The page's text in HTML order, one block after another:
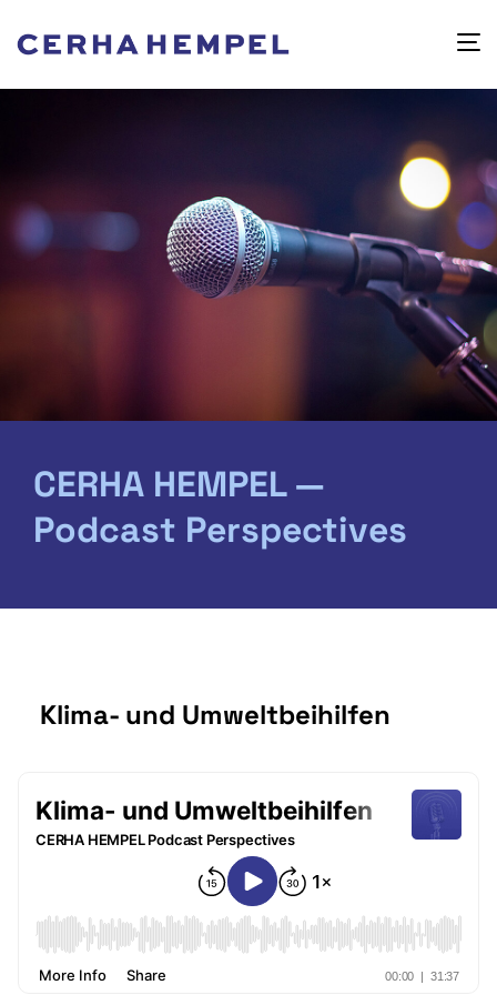
CERHA HEMPEL —
Podcast Perspectives
Klima- und Umweltbeihilfen